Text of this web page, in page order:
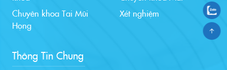
Chuyên khoa Tai Mũi
Họng
Xét nghiệm
Thông Tin Chung